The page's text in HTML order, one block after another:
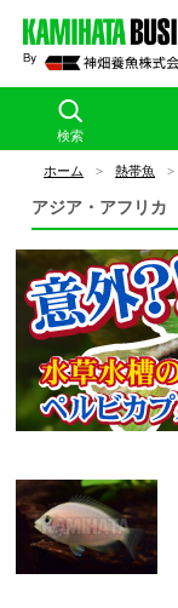
検索
ホーム > 熱帯魚 >
アジア・アフリカ